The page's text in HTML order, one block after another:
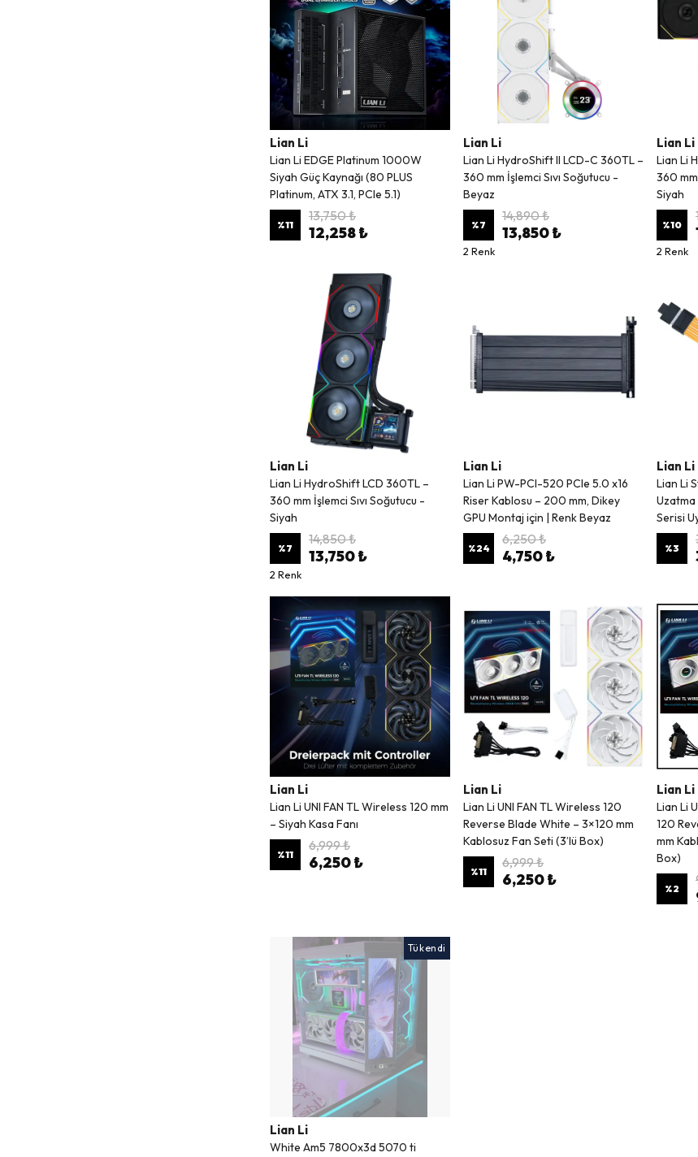
Lian Li
Lian Li EDGE Platinum 1000W
Siyah Güç Kaynağı (80 PLUS
Platinum, ATX 3.1, PCIe 5.1)
%11
13,750 ₺
12,258 ₺
Lian Li
Lian Li HydroShift II LCD-C 360TL –
360 mm İşlemci Sıvı Soğutucu -
Beyaz
%7
14,890 ₺
13,850 ₺
2 Renk
Lian Li
Lian Li
360 mm
Siyah
%10
2 Renk
Lian Li
Lian Li HydroShift LCD 360TL –
360 mm İşlemci Sıvı Soğutucu -
Siyah
%7
14,850 ₺
13,750 ₺
2 Renk
Lian Li
Lian Li PW-PCI-520 PCIe 5.0 x16
Riser Kablosu – 200 mm, Dikey
GPU Montaj için | Renk Beyaz
%24
6,250 ₺
4,750 ₺
Lian Li
Lian Li
Serisi
%3
Lian Li
Lian Li UNI FAN TL Wireless 120 mm
– Siyah Kasa Fanı
%11
6,999 ₺
6,250 ₺
Lian Li
Lian Li UNI FAN TL Wireless 120
Reverse Blade White – 3×120 mm
Kablosuz Fan Seti (3’lü Box)
%11
6,999 ₺
6,250 ₺
Lian Li
Lian Li
120
mm
Box)
%2
Tükendi
Lian Li
White Am5 7800x3d 5070 ti